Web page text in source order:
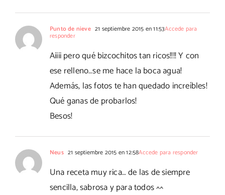
Punto de nieve 21 septiembre 2015 en 11:53Accede para
responder
Aiiii pero qué bizcochitos tan ricos!!!! Y con
ese relleno…se me hace la boca agua!
Además, las fotos te han quedado increíbles!
Qué ganas de probarlos!
Besos!
Neus 21 septiembre 2015 en 12:58Accede para responder
Una receta muy rica… de las de siempre
sencilla, sabrosa y para todos ^^